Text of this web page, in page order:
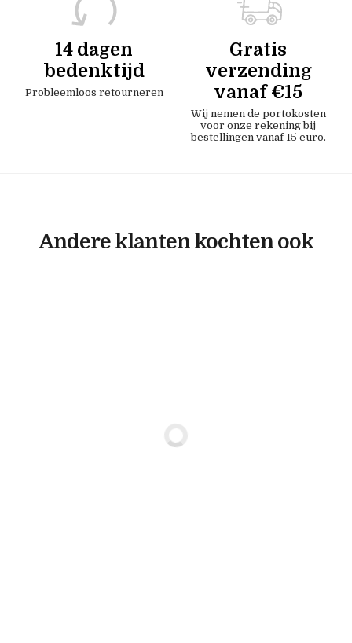
14 dagen
bedenktijd
Probleemloos retourneren
Gratis
verzending
vanaf €15
Wij nemen de portokosten
voor onze rekening bij
bestellingen vanaf 15 euro.
Andere klanten kochten ook